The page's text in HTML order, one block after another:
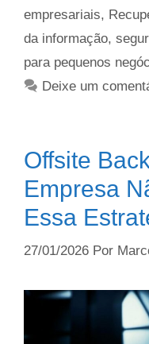
empresariais,
da informação,
para pequenos
Deixe um
Offsite
Empresa
Essa
27/01/2026 Por